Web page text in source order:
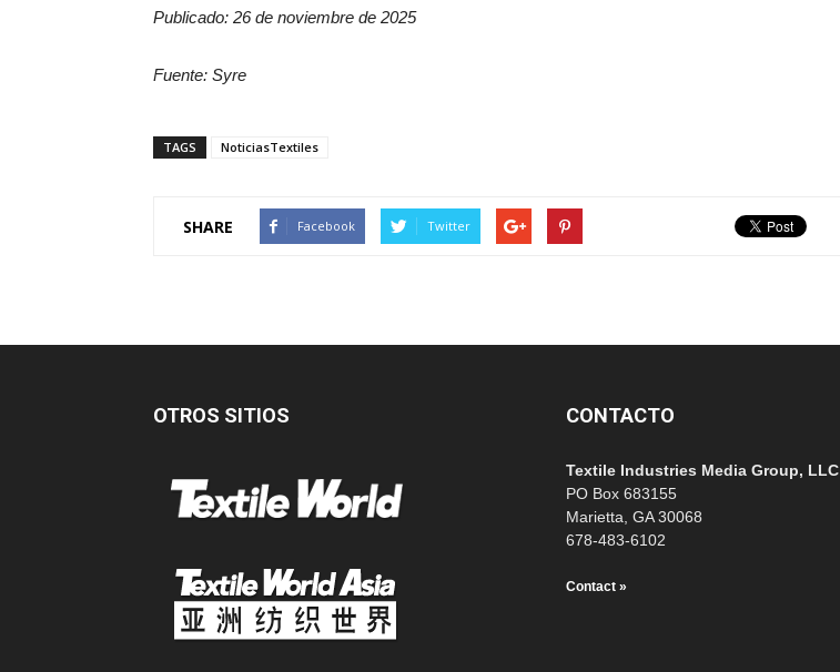
Publicado: 26 de noviembre de 2025
Fuente: Syre
TAGS NoticiasTextiles
SHARE Facebook Twitter
OTROS SITIOS CONTACTO
Textile Industries Media Group, LLC
PO Box 683155
Marietta, GA 30068
678-483-6102
Contact »